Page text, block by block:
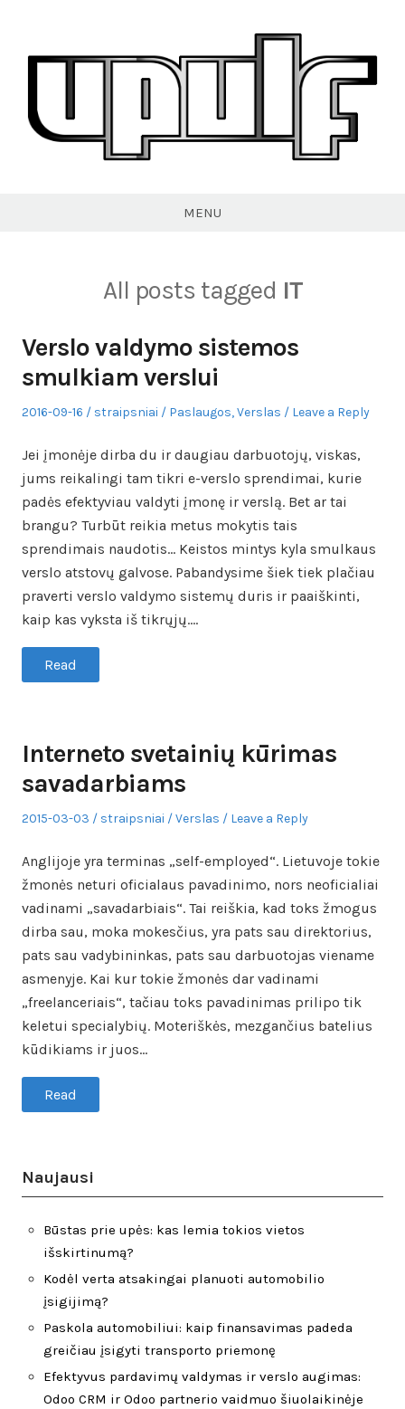
content
MENU
All posts tagged IT
Verslo valdymo sistemos
smulkiam verslui
Posted
2016-09-16 Author
straipsniai
Posted
Paslaugos,Verslas Leave a Reply
Jei įmonėje dirba du ir daugiau darbuotojų, viskas,
jums reikalingi tam tikri e-verslo sprendimai, kurie
padės efektyviau valdyti įmonę ir verslą. Bet ar tai
brangu? Turbūt reikia metus mokytis tais
sprendimais naudotis… Keistos mintys kyla smulkaus
verslo atstovų galvose. Pabandysime šiek tiek plačiau
praverti verslo valdymo sistemų duris ir paaiškinti,
kaip kas vyksta iš tikrųjų.…
Read
Interneto svetainių kūrimas
savadarbiams
Posted
2015-03-03 Author
straipsniai
Posted
Verslas Leave a Reply
Anglijoje yra terminas „self-employed“. Lietuvoje tokie
žmonės neturi oficialaus pavadinimo, nors neoficialiai
vadinami „savadarbiais“. Tai reiškia, kad toks žmogus
dirba sau, moka mokesčius, yra pats sau direktorius,
pats sau vadybininkas, pats sau darbuotojas viename
asmenyje. Kai kur tokie žmonės dar vadinami
„freelanceriais“, tačiau toks pavadinimas prilipo tik
keletui specialybių. Moteriškės, mezgančius batelius
kūdikiams ir juos…
Read
Naujausi
Būstas prie upės: kas lemia tokios vietos
išskirtinumą?
Kodėl verta atsakingai planuoti automobilio
įsigijimą?
Paskola automobiliui: kaip finansavimas padeda
greičiau įsigyti transporto priemonę
Efektyvus pardavimų valdymas ir verslo augimas:
Odoo CRM ir Odoo partnerio vaidmuo šiuolaikinėje